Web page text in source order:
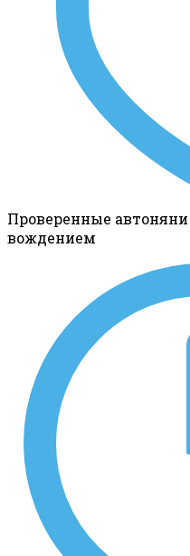
Проверенные
вождением